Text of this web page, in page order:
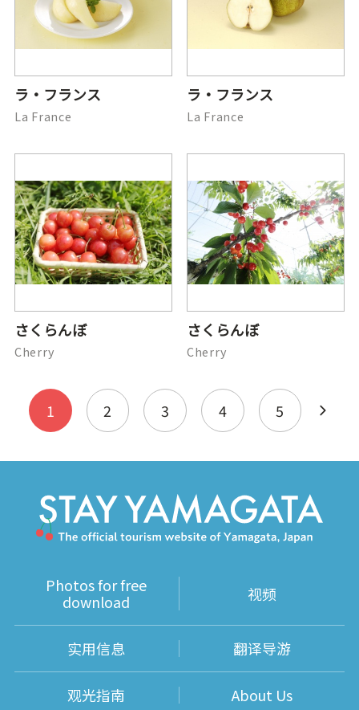
ラ・フランス
La France
ラ・フランス
La France
さくらんぼ
Cherry
さくらんぼ
Cherry
1 2 3 4 5
Photos for free
download
视频
实用信息 翻译导游
观光指南 About Us